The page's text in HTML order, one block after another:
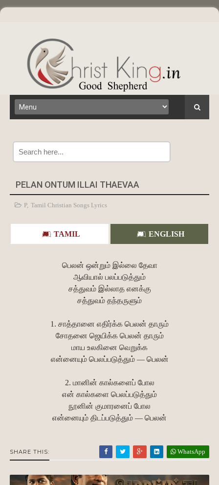
PELAN ONTUM ILLAI THAEVAA
P, Tamil Christian Songs Lyrics
TAMIL ENGLISH
பெலன் ஒன்றும் இல்லை தேவா
ஆவியால் பலப்படுத்தும்
சத்துவம் இல்லாத எனக்கு
சத்துவம் தந்தருளும்
1. சாத்தானை எதிர்க்க பெலன் தாரும்
சோதனை ஜெயிக்க பெலன் தாரும்
மாய உலகினை வெறுக்க
என்னையும் பெலப்படுத்தும் — பெலன்
2. மானின் கால்களைப் போல
என் கால்களை பெலப்படுத்தும்
நூனின் குமாரனைப் போல
என்னையும் திடப்படுத்தும் — பெலன்
SHARE THIS: WhatsApp